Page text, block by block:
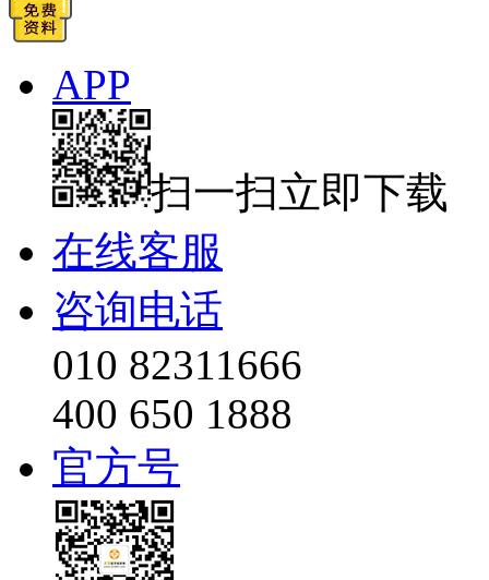
APP
扫一扫立即下载
在线客服
咨询电话
010 82311666
400 650 1888
官方号